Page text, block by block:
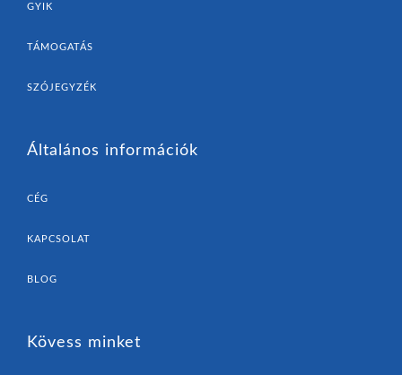
GYIK
TÁMOGATÁS
SZÓJEGYZÉK
Általános információk
CÉG
KAPCSOLAT
BLOG
Kövess minket